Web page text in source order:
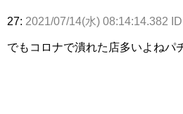
27: 2021/07/14(水) 08:14:14.382
でもコロナで潰れた店多いよねパ